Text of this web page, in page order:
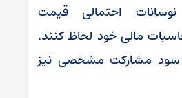
نوسانات احتمالی قیمت
مالی خود لحاظ کنند.
سود مشارکت مشخصی نیز